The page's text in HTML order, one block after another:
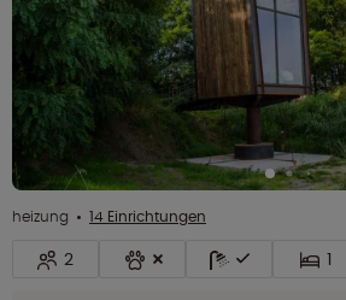
heizung 14 Einrichtungen
2 1